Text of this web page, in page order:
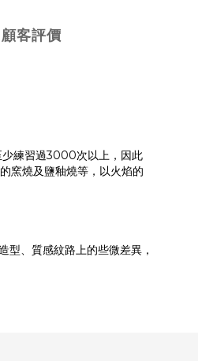
顧客評價
少練習過3000次以上，因此
窯燒及鹽釉燒等，以火焰的
、質感紋路上的些微差異，